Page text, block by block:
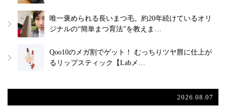
唯一褒められる長いまつ毛。約20年続けているオリ
ジナルの“簡単まつ育法”を教えま…
Qoo10のメガ割でゲット！ むっちりツヤ唇に仕上が
るリップスティック【Labメ…
2026.08.07